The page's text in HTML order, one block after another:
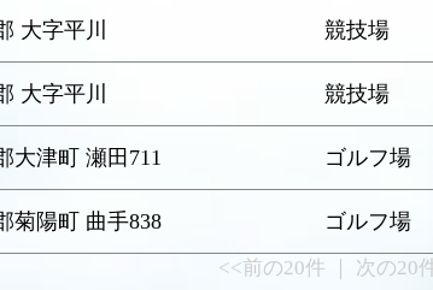
大字平川 競技場
大字平川 競技場
大津町 瀬田711 ゴルフ場
菊陽町 曲手838 ゴルフ場
<<前の20件 ｜ 次の20